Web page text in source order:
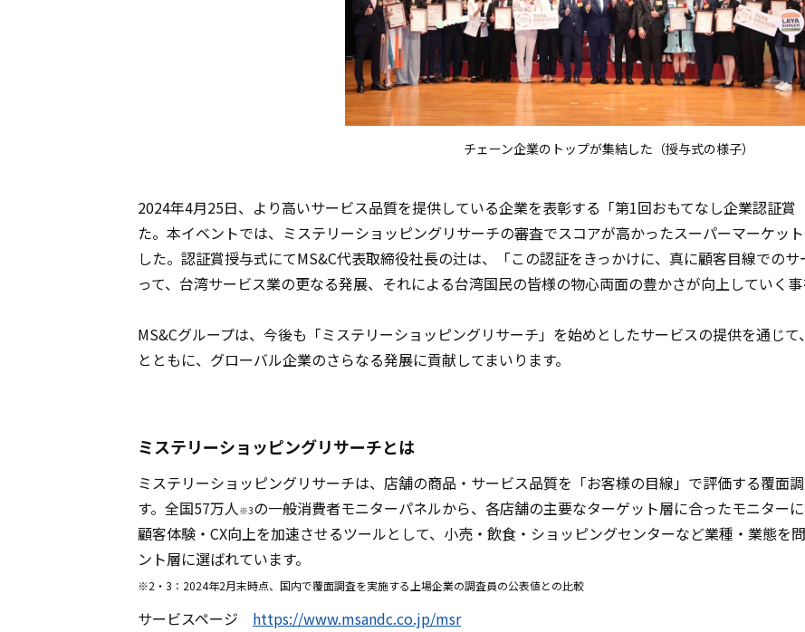
チェーン企業のトップが集結した（授与式の様子）
2024年4月25日、より高いサービス品質を提供している企業を表彰する「第1回おもてなし企業認証賞
た。本イベントでは、ミステリーショッピングリサーチの審査でスコアが高かったスーパーマーケッ
した。認証賞授与式にてMS&C代表取締役社長の辻は、「この認証をきっかけに、真に顧客目線での
って、台湾サービス業の更なる発展、それによる台湾国民の皆様の物心両面の豊かさが向上していく事
MS&Cグループは、今後も「ミステリーショッピングリサーチ」を始めとしたサービスの提供を通じ
とともに、グローバル企業のさらなる発展に貢献してまいります。
ミステリーショッピングリサーチとは
ミステリーショッピングリサーチは、店舗の商品・サービス品質を「お客様の目線」で評価する覆面
す。全国57万人 ※3の一般消費者モニターパネルから、各店舗の主要なターゲット層に合ったモニター
顧客体験・CX向上を加速させるツールとして、小売・飲食・ショッピングセンターなど業種・業態を
ント層に選ばれています。
※2・3：2024年2月末時点、国内で覆面調査を実施する上場企業の調査員の公表値との比較
サービスページ https://www.msandc.co.jp/msr